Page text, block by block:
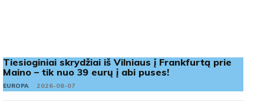
Tiesioginiai skrydžiai iš Vilniaus į Frankfurtą prie
Maino – tik nuo 39 eurų į abi puses!
EUROPA 2026-08-07